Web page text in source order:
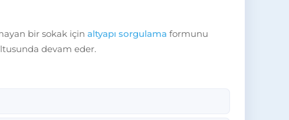
bir sokak için altyapı sorgulama formunu
devam eder.